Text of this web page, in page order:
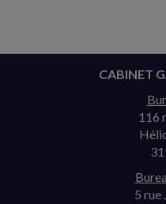
CABINET
116
5 rue